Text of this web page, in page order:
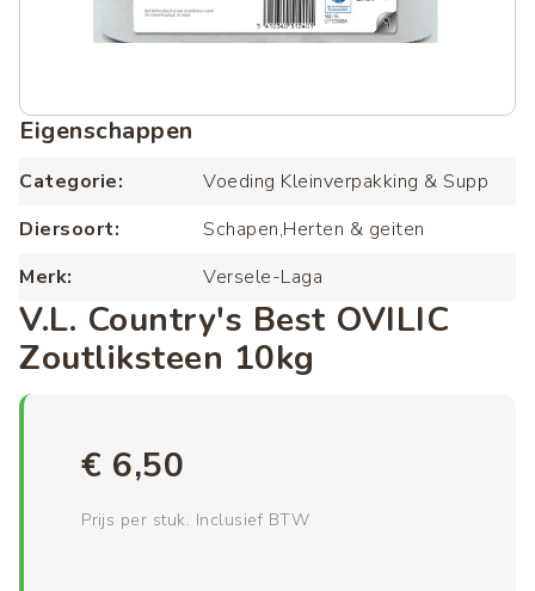
Eigenschappen
Categorie
Voeding Kleinverpakking & Supp
Diersoort
Schapen,Herten & geiten
Merk
Versele-Laga
V.L. Country's Best OVILIC
Zoutliksteen 10kg
€ 6,50
Prijs per stuk. Inclusief BTW